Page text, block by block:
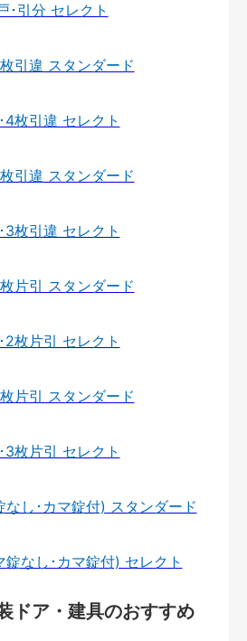
･引分 セレクト
引違 スタンダード
4枚引違 セレクト
引違 スタンダード
3枚引違 セレクト
片引 スタンダード
2枚片引 セレクト
片引 スタンダード
3枚片引 セレクト
なし･カマ錠付) スタンダード
錠なし･カマ錠付) セレクト
ドア・建具のおすすめ